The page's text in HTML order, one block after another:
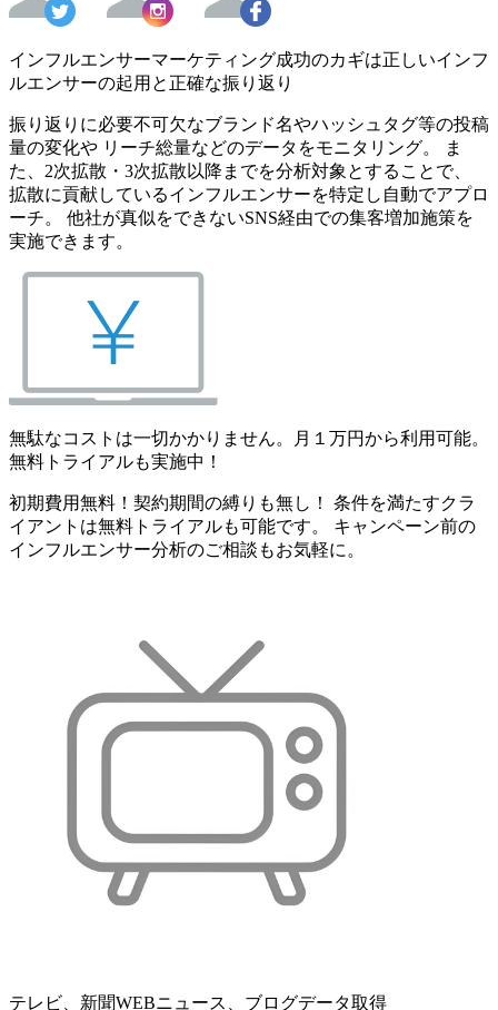
インフルエンサーマーケティング成功のカギは正しいインフ
ルエンサーの起用と正確な振り返り
振り返りに必要不可欠なブランド名やハッシュタグ等の投稿
量の変化や リーチ総量などのデータをモニタリング。 ま
た、2次拡散・3次拡散以降までを分析対象とすることで、
拡散に貢献しているインフルエンサーを特定し自動でアプロ
ーチ。 他社が真似をできないSNS経由での集客増加施策を
実施できます。
無駄なコストは一切かかりません。月１万円から利用可能。
無料トライアルも実施中！
初期費用無料！契約期間の縛りも無し！ 条件を満たすクラ
イアントは無料トライアルも可能です。 キャンペーン前の
インフルエンサー分析のご相談もお気軽に。
テレビ、新聞WEBニュース、ブログデータ取得